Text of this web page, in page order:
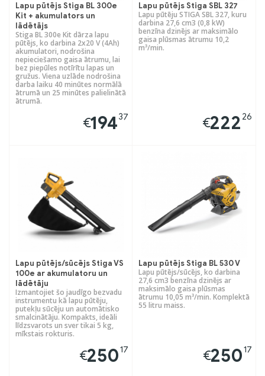
Lapu pūtējs Stiga BL 300e
Kit + akumulators un
lādētājs
Stiga BL 300e Kit dārza lapu
pūtējs, ko darbina 2x20 V (4Ah)
akumulatori, nodrošina
nepieciešamo gaisa ātrumu, lai
bez piepūles notīrītu lapas un
gružus. Viena uzlāde nodrošina
darba laiku 40 minūtes normālā
ātrumā un 25 minūtes palielinātā
ātrumā.
€19437
Lapu pūtējs Stiga SBL 327
Lapu pūtēju STIGA SBL 327, kuru
darbina 27,6 cm3 (0,8 kW)
benzīna dzinējs ar maksimālo
gaisa plūsmas ātrumu 10,2
m³/min.
€222 26
Lapu pūtējs/sūcējs Stiga VS
100e ar akumulatoru un
lādētāju
Izmantojiet šo jaudīgo bezvadu
instrumentu kā lapu pūtēju,
putekļu sūcēju un automātisko
smalcinātāju. Kompakts, ideāli
līdzsvarots un sver tikai 5 kg,
mīkstais rokturis.
€25017
Lapu pūtējs Stiga BL 530 V
Lapu pūtējs/sūcējs, ko darbina
27,6 cm3 benzīna dzinējs ar
maksimālo gaisa plūsmas
ātrumu 10,05 m³/min. Komplektā
55 litru maiss.
€25017